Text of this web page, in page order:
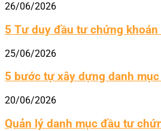
26/06/2026
5 Tư duy đầu tư chứng khoán
25/06/2026
5 bước tự xây dựng danh
20/06/2026
Quản lý danh mục đầu tư